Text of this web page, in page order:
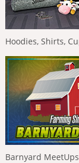
Hoodies, Shirts,
Barnyard